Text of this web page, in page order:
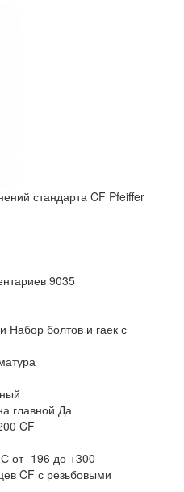
9035
Набор болтов и гаек с
главной Да
CF
от -196 до +300
CF с резьбовыми